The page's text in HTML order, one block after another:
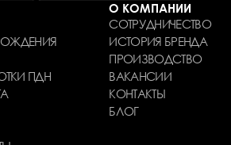
ПДН
О КОМПАНИИ
СОТРУДНИЧЕСТВО
ИСТОРИЯ БРЕНДА
ПРОИЗВОДСТВО
ВАКАНСИИ
КОНТАКТЫ
БЛОГ